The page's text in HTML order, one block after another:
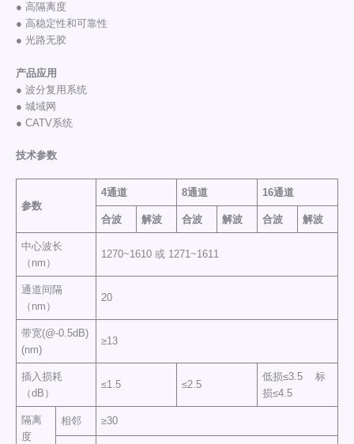
● 高隔离度
● 高稳定性和可靠性
● 光路无胶
产品应用
● 波分复用系统
● 城域网
● CATV系统
技术参数
参数
4通道 8通道 16通道
合波 解波 合波 解波 合波 解波
中心波长
（nm）
1270~1610 或 1271~1611
通道间隔
（nm）
20
带宽(@-0.5dB)
(nm)
≥13
插入损耗
（dB）
≤1.5 ≤2.5
低损≤3.5 标
损≤4.5
隔离
度
相邻 ≥30